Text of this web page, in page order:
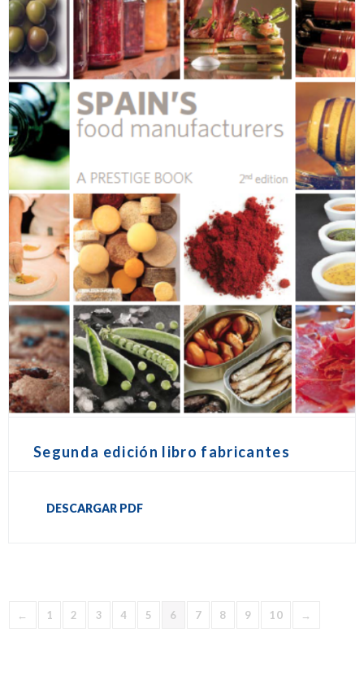
Segunda edición libro fabricantes
DESCARGAR PDF
← 1 2 3 4 5 6 7 8 9 10 →